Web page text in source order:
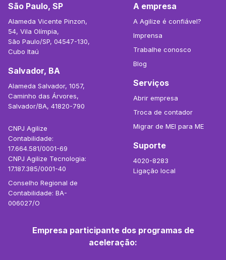
São Paulo, SP
Alameda Vicente Pinzon,
54, Vila Olímpia,
São Paulo/SP, 04547-130,
Cubo Itaú
Salvador, BA
Alameda Salvador, 1057,
Caminho das Árvores,
Salvador/BA, 41820-790
CNPJ Agilize
Contabilidade:
17.664.581/0001-69
CNPJ Agilize Tecnologia:
17.187.385/0001-40
Conselho Regional de
Contabilidade: BA-
006027/O
A empresa
A Agilize é confiável?
Imprensa
Trabalhe conosco
Blog
Serviços
Abrir empresa
Troca de contador
Migrar de MEI para ME
Suporte
4020-8283
Ligação local
Empresa participante dos programas de
aceleração: